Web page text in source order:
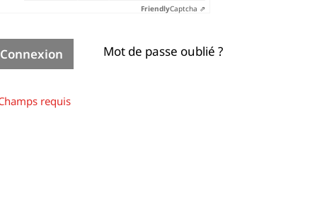
FriendlyCaptcha ⇗
Connexion Mot de passe oublié ?